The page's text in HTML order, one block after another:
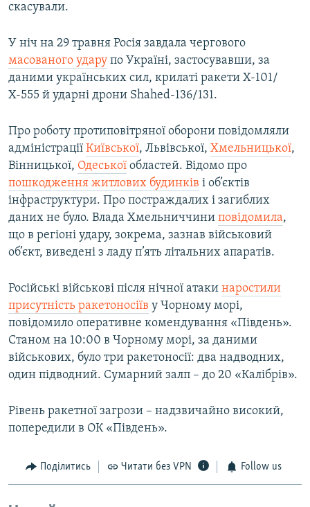
скасували.
У ніч на 29 травня Росія завдала чергового
масованого удару по Україні, застосувавши, за
даними українських сил, крилаті ракети Х-101/
Х-555 й ударні дрони Shahed-136/131.
Про роботу протиповітряної оборони повідомляли
адміністрації Київської, Львівської, Хмельницької,
Вінницької, Одеської областей. Відомо про
пошкодження житлових будинків і об’єктів
інфраструктури. Про постраждалих і загиблих
даних не було. Влада Хмельниччини повідомила,
що в регіоні удару, зокрема, зазнав військовий
об’єкт, виведені з ладу п’ять літальних апаратів.
Російські військові після нічної атаки наростили
присутність ракетоносіїв у Чорному морі,
повідомило оперативне комендування «Південь».
Станом на 10:00 в Чорному морі, за даними
військових, було три ракетоносії: два надводних,
один підводний. Сумарний залп – до 20 «Калібрів».
Рівень ракетної загрози – надзвичайно високий,
попередили в ОК «Південь».
Поділитись Читати без VPN Follow us